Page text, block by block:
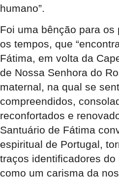
humano”.
Foi uma bênção para os
os tempos, que
Fátima, em volta da
de Nossa Senhora do
maternal, na qual se
compreendidos,
reconfortados e
Santuário de Fátima
espiritual de Portugal,
traços identificadores
como um carisma da